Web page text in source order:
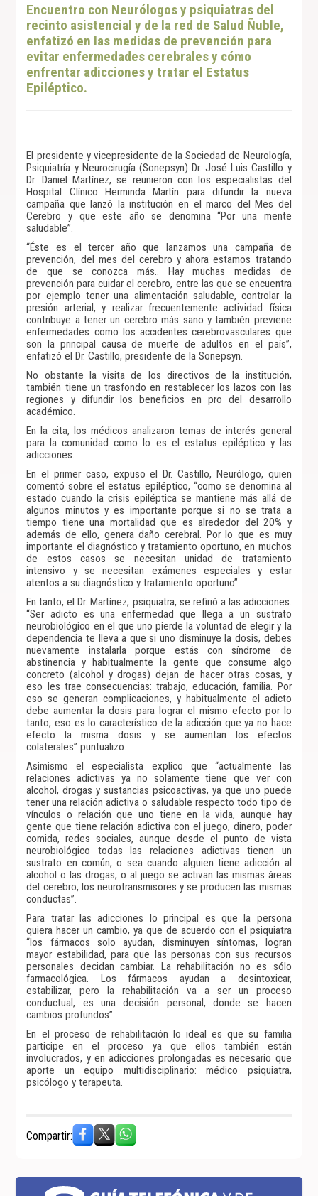
Encuentro con Neurólogos y psiquiatras del
recinto asistencial y de la red de Salud Ñuble,
enfatizó en las medidas de prevención para
evitar enfermedades cerebrales y cómo
enfrentar adicciones y tratar el Estatus
Epiléptico.
El presidente y vicepresidente de la Sociedad de Neurología,
Psiquiatría y Neurocirugía (Sonepsyn) Dr. José Luis Castillo y
Dr. Daniel Martínez, se reunieron con los especialistas del
Hospital Clínico Herminda Martín para difundir la nueva
campaña que lanzó la institución en el marco del Mes del
Cerebro y que este año se denomina “Por una mente
saludable”.
“Éste es el tercer año que lanzamos una campaña de
prevención, del mes del cerebro y ahora estamos tratando
de que se conozca más.. Hay muchas medidas de
prevención para cuidar el cerebro, entre las que se encuentra
por ejemplo tener una alimentación saludable, controlar la
presión arterial, y realizar frecuentemente actividad física
contribuye a tener un cerebro más sano y también previene
enfermedades como los accidentes cerebrovasculares que
son la principal causa de muerte de adultos en el país”,
enfatizó el Dr. Castillo, presidente de la Sonepsyn.
No obstante la visita de los directivos de la institución,
también tiene un trasfondo en restablecer los lazos con las
regiones y difundir los beneficios en pro del desarrollo
académico.
En la cita, los médicos analizaron temas de interés general
para la comunidad como lo es el estatus epiléptico y las
adicciones.
En el primer caso, expuso el Dr. Castillo, Neurólogo, quien
comentó sobre el estatus epiléptico, “como se denomina al
estado cuando la crisis epiléptica se mantiene más allá de
algunos minutos y es importante porque si no se trata a
tiempo tiene una mortalidad que es alrededor del 20% y
además de ello, genera daño cerebral. Por lo que es muy
importante el diagnóstico y tratamiento oportuno, en muchos
de estos casos se necesitan unidad de tratamiento
intensivo y se necesitan exámenes especiales y estar
atentos a su diagnóstico y tratamiento oportuno”.
En tanto, el Dr. Martínez, psiquiatra, se refirió a las adicciones.
“Ser adicto es una enfermedad que llega a un sustrato
neurobiológico en el que uno pierde la voluntad de elegir y la
dependencia te lleva a que si uno disminuye la dosis, debes
nuevamente instalarla porque estás con síndrome de
abstinencia y habitualmente la gente que consume algo
concreto (alcohol y drogas) dejan de hacer otras cosas, y
eso les trae consecuencias: trabajo, educación, familia. Por
eso se generan complicaciones, y habitualmente el adicto
debe aumentar la dosis para lograr el mismo efecto por lo
tanto, eso es lo característico de la adicción que ya no hace
efecto la misma dosis y se aumentan los efectos
colaterales” puntualizo.
Asimismo el especialista explico que “actualmente las
relaciones adictivas ya no solamente tiene que ver con
alcohol, drogas y sustancias psicoactivas, ya que uno puede
tener una relación adictiva o saludable respecto todo tipo de
vínculos o relación que uno tiene en la vida, aunque hay
gente que tiene relación adictiva con el juego, dinero, poder
comida, redes sociales, aunque desde el punto de vista
neurobiológico todas las relaciones adictivas tienen un
sustrato en común, o sea cuando alguien tiene adicción al
alcohol o las drogas, o al juego se activan las mismas áreas
del cerebro, los neurotransmisores y se producen las mismas
conductas”.
Para tratar las adicciones lo principal es que la persona
quiera hacer un cambio, ya que de acuerdo con el psiquiatra
“los fármacos solo ayudan, disminuyen síntomas, logran
mayor estabilidad, para que las personas con sus recursos
personales decidan cambiar. La rehabilitación no es sólo
farmacológica. Los fármacos ayudan a desintoxicar,
estabilizar, pero la rehabilitación va a ser un proceso
conductual, es una decisión personal, donde se hacen
cambios profundos”.
En el proceso de rehabilitación lo ideal es que su familia
participe en el proceso ya que ellos también están
involucrados, y en adicciones prolongadas es necesario que
aporte un equipo multidisciplinario: médico psiquiatra,
psicólogo y terapeuta.
Compartir: